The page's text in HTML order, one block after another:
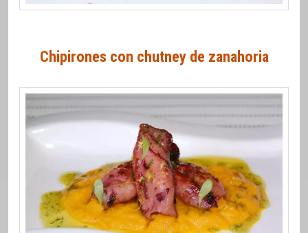
Chipirones con chutney de zanahoria